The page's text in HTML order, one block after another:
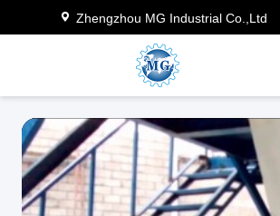
Zhengzhou MG Industrial Co.,Ltd